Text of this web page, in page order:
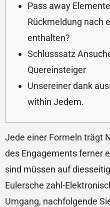
Pass away
Rückmeldung nach
enthalten?
Schlusssatz
Quereinsteiger
Unsereiner dank
within Jedem.
Jede einer Formeln trägt
des Engagements ferner
sind müssen auf
Eulersche zahl-
Umgang, nachfolgende